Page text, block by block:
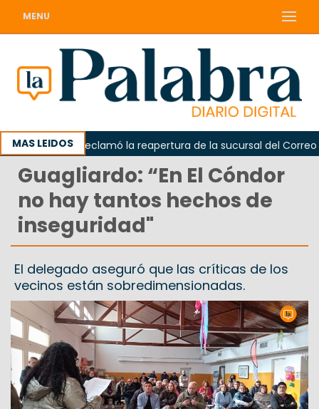
MENU
MAS LEIDOS
Odarda reclamó la reapertura de la sucursal del Correo
Guagliardo: “En El Cóndor
no hay tantos hechos de
inseguridad"
El delegado aseguró que las críticas de los
vecinos están sobredimensionadas.